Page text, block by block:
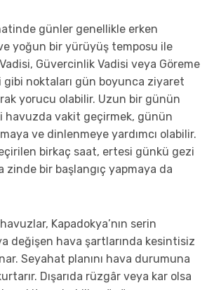
günler genellikle erken
yoğun bir yürüyüş temposu ile
Güvercinlik Vadisi veya Göreme
gibi noktaları gün boyunca ziyaret
yorucu olabilir. Uzun bir günün
havuzda vakit geçirmek, günün
ve dinlenmeye yardımcı olabilir.
birkaç saat, ertesi günkü gezi
zinde bir başlangıç yapmaya da
havuzlar, Kapadokya’nın serin
değişen hava şartlarında kesintisiz
Seyahat planını hava durumuna
Dışarıda rüzgâr veya kar olsa